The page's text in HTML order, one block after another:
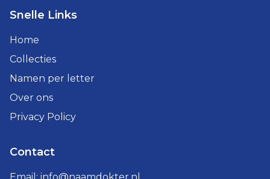
Snelle Links
Home
Collecties
Namen per letter
Over ons
Privacy Policy
Contact